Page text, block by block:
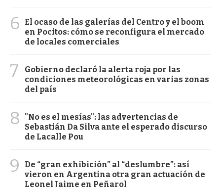
6
El ocaso de las galerías del Centro y el boom
en Pocitos: cómo se reconfigura el mercado
de locales comerciales
7
Gobierno declaró la alerta roja por las
condiciones meteorológicas en varias zonas
del país
8
"No es el mesías": las advertencias de
Sebastián Da Silva ante el esperado discurso
de Lacalle Pou
9
De “gran exhibición” al “deslumbre”: así
vieron en Argentina otra gran actuación de
Leonel Jaime en Peñarol